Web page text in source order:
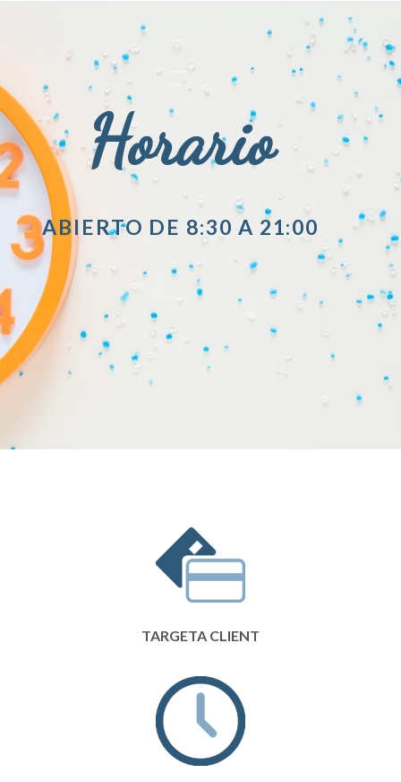
Horario
ABIERTO DE 8:30 A 21:00
TARGETA CLIENT